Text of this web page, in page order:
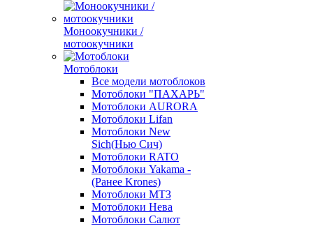
Моноокучники /
мотоокучники
Мотоблоки
Все модели мотоблоков
Мотоблоки "ПАХАРЬ"
Мотоблоки AURORA
Мотоблоки Lifan
Мотоблоки New
Sich(Нью Сич)
Мотоблоки RATO
Мотоблоки Yakama -
(Ранее Krones)
Мотоблоки МТЗ
Мотоблоки Нева
Мотоблоки Салют